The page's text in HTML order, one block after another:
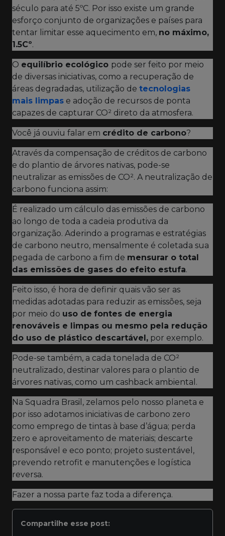
século para até 5ºC. Por isso existe um grande
esforço conjunto de organizações e países para
tentar limitar esse aquecimento em, no máximo,
1.5Cº.
O equilíbrio ecológico pode ser feito por meio
de diversas iniciativas, como a recuperação de
áreas degradadas, utilização de tecnologias
mais limpas e adoção de recursos de ponta
capazes de capturar CO² direto da atmosfera.
Você já ouviu falar em crédito de carbono?
Através da compensação de créditos de carbono
e do plantio de árvores nativas, pode-se
neutralizar as emissões de CO². A neutralização de
carbono funciona assim:
É realizado um cálculo das emissões de carbono
ao longo de toda a cadeia produtiva da
organização. Aderindo a programas e estratégias
de carbono neutro, mensalmente é coletada sua
pegada de carbono a fim de mensurar o total
das emissões de gases do efeito estufa.
Feito isso, é hora de definir quais vão ser as
medidas adotadas para reduzir as emissões, seja
por meio do uso de fontes de energia
renováveis e limpas ou mesmo pela redução
do uso de plástico descartável, por exemplo.
Pode-se também, a cada tonelada de CO²
neutralizado, destinar valores para o plantio de
árvores nativas, como um cashback ambiental.
Na Squadra Brasil, zelamos pelo nosso planeta e
por isso adotamos iniciativas de carbono zero
como emprego de tintas à base d’água; perda
zero e aproveitamento de materiais; descarte
responsável e eco ponto; projeto sustentável,
prevendo retrofit e manutenções e logística
reversa.
Fazer a nossa parte faz toda a diferença.
Compartilhe esse post: